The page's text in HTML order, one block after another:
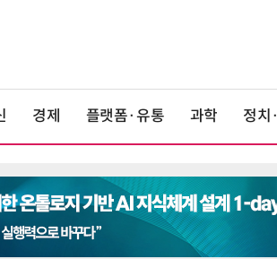
경제 플랫폼·유통 과학 정치